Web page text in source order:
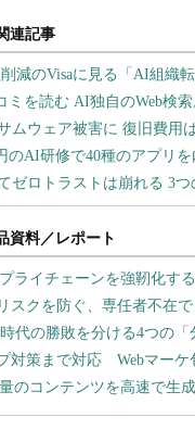
資料／レポート
ライチェーンを強靭化す
スクを防ぐ、専任者不在
代の勝敗を分ける4つの「
対策まで対応 Webマー
のコンテンツを高速で生